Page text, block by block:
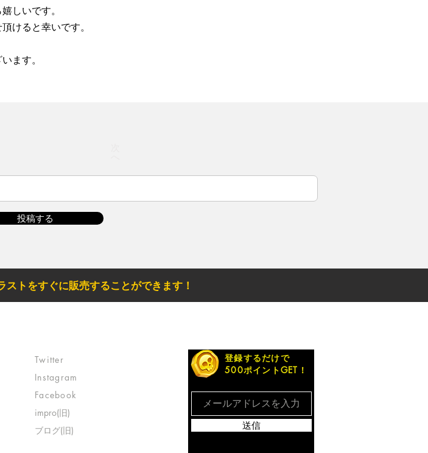
しいです。
けると幸いです。
ます。
投稿する
ストをすぐに販売することができます！
Twitter
Instagram
Facebook
impro(旧)​
ブログ(旧)
登録するだけで
500ポイントGET！
送信